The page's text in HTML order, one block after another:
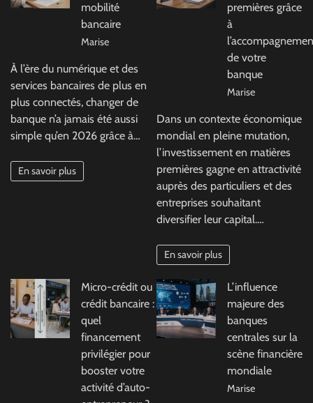
mobilité
bancaire
Marise
À l’ère du numérique et des
services bancaires de plus en
plus connectés, changer de
banque n’a jamais été aussi
simple qu’en 2026 grâce à…
En savoir plus
premières grâce
à
de votre
banque
Marise
Dans un contexte économique
mondial en pleine mutation,
l’investissement en matières
premières gagne en attractivité
auprès des particuliers et des
entreprises souhaitant
diversifier leur capital.…
En savoir plus
Micro-crédit ou
crédit bancaire :
quel
financement
privilégier pour
booster votre
activité d’auto-
L’influence
majeure des
banques
centrales sur la
scène financière
mondiale
Marise